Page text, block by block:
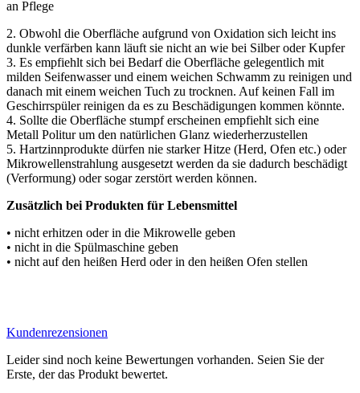
an Pflege
2. Obwohl die Oberfläche aufgrund von Oxidation sich leicht ins
dunkle verfärben kann läuft sie nicht an wie bei Silber oder Kupfer
3. Es empfiehlt sich bei Bedarf die Oberfläche gelegentlich mit
milden Seifenwasser und einem weichen Schwamm zu reinigen und
danach mit einem weichen Tuch zu trocknen. Auf keinen Fall im
Geschirrspüler reinigen da es zu Beschädigungen kommen könnte.
4. Sollte die Oberfläche stumpf erscheinen empfiehlt sich eine
Metall Politur um den natürlichen Glanz wiederherzustellen
5. Hartzinnprodukte dürfen nie starker Hitze (Herd, Ofen etc.) oder
Mikrowellenstrahlung ausgesetzt werden da sie dadurch beschädigt
(Verformung) oder sogar zerstört werden können.
Zusätzlich bei Produkten für Lebensmittel
• nicht erhitzen oder in die Mikrowelle geben
• nicht in die Spülmaschine geben
• nicht auf den heißen Herd oder in den heißen Ofen stellen
Kundenrezensionen
Leider sind noch keine Bewertungen vorhanden. Seien Sie der
Erste, der das Produkt bewertet.